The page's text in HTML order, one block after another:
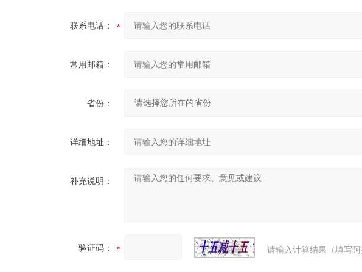
联系电话：
常用邮箱：
省份：
详细地址：
补充说明：
验证码： 请输入计算结果（填写